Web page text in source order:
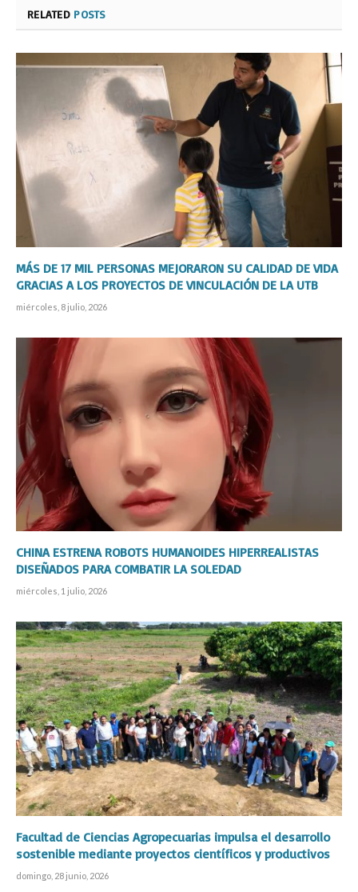
RELATED POSTS
MÁS DE 17 MIL PERSONAS MEJORARON SU CALIDAD DE VIDA
GRACIAS A LOS PROYECTOS DE VINCULACIÓN DE LA UTB
miércoles, 8 julio, 2026
CHINA ESTRENA ROBOTS HUMANOIDES HIPERREALISTAS
DISEÑADOS PARA COMBATIR LA SOLEDAD
miércoles, 1 julio, 2026
Facultad de Ciencias Agropecuarias impulsa el desarrollo
sostenible mediante proyectos científicos y productivos
domingo, 28 junio, 2026